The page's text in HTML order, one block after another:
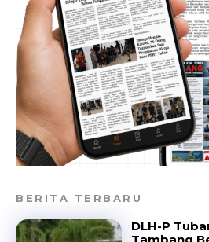
BERITA TERBARU
DLH-P